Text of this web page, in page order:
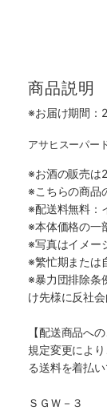
商品説明
※お届け期間
アサヒスーパー
※お酒の販売は
※こちらの商品
※配送料無料：
※本体価格の一
※写真はイメー
※繁忙期または
※暴力団排除条
け先様に反社
【配送商品へ
規定変更によ
る送料を着払
ＳＧＷ－３